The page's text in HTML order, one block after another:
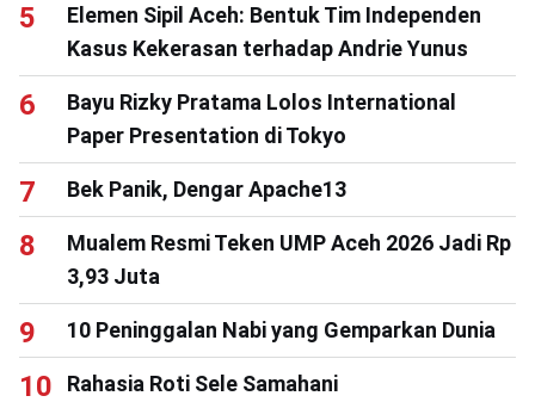
Elemen Sipil Aceh: Bentuk Tim Independen
Kasus Kekerasan terhadap Andrie Yunus
Bayu Rizky Pratama Lolos International
Paper Presentation di Tokyo
Bek Panik, Dengar Apache13
Mualem Resmi Teken UMP Aceh 2026 Jadi Rp
3,93 Juta
10 Peninggalan Nabi yang Gemparkan Dunia
Rahasia Roti Sele Samahani